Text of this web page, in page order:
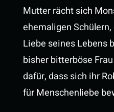
Mutter rächt sich
ehemaligen
Liebe seines Lebens
bisher bitterböse
dafür, dass sich ihr
für Menschenliebe